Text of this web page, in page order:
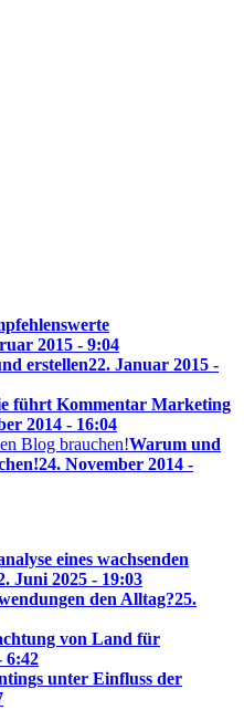
2015 - 9:04
erstellen22. Januar 2015 -
führt Kommentar Marketing
2014 - 16:04
Warum und
24. November 2014 -
eines wachsenden
Juni 2025 - 19:03
den Alltag?25.
von Land für
6:42
unter Einfluss der